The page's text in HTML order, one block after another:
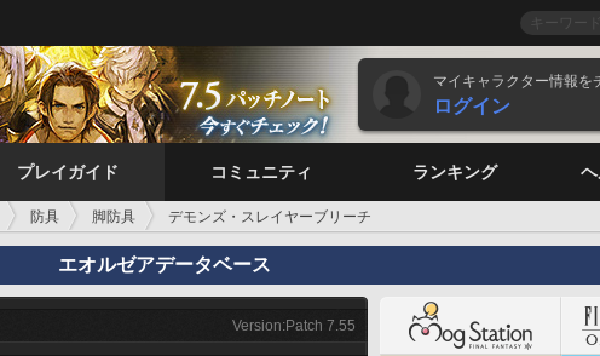
マイキャラクター情報を
ログイン
プレイガイド コミュニティ ランキング
防具 脚防具 デモンズ・スレイヤーブリーチ
エオルゼアデータベース
Version:Patch 7.55